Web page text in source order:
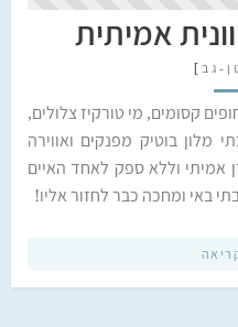
אמיתית
גב ]
מילוס תוכלו למצוא מעל ל-70 חופים קסומים, מי טורקיז צלולים,
מלון בוטיק מפנקים ואווירה
אמיתי וללא ספק לאחד האיים
באי ומחכה כבר לחזור אליו!